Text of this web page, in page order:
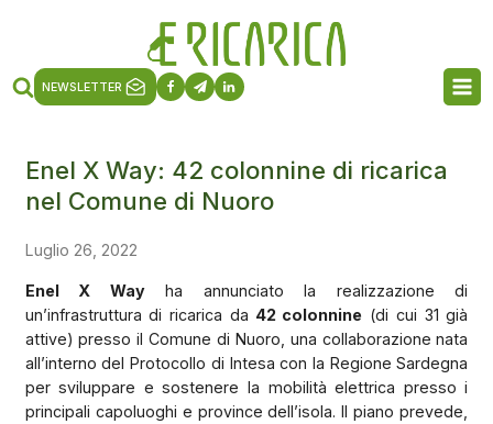
NEWSLETTER
Enel X Way: 42 colonnine di ricarica
nel Comune di Nuoro
Luglio 26, 2022
Enel X Wayha annunciato la realizzazione di
un’infrastruttura di ricarica da 42 colonnine (di cui 31 già
attive) presso il Comune di Nuoro, una collaborazione nata
all’interno del Protocollo di Intesa con la Regione Sardegna
per sviluppare e sostenere la mobilità elettrica presso i
principali capoluoghi e province dell’isola. Il piano prevede,